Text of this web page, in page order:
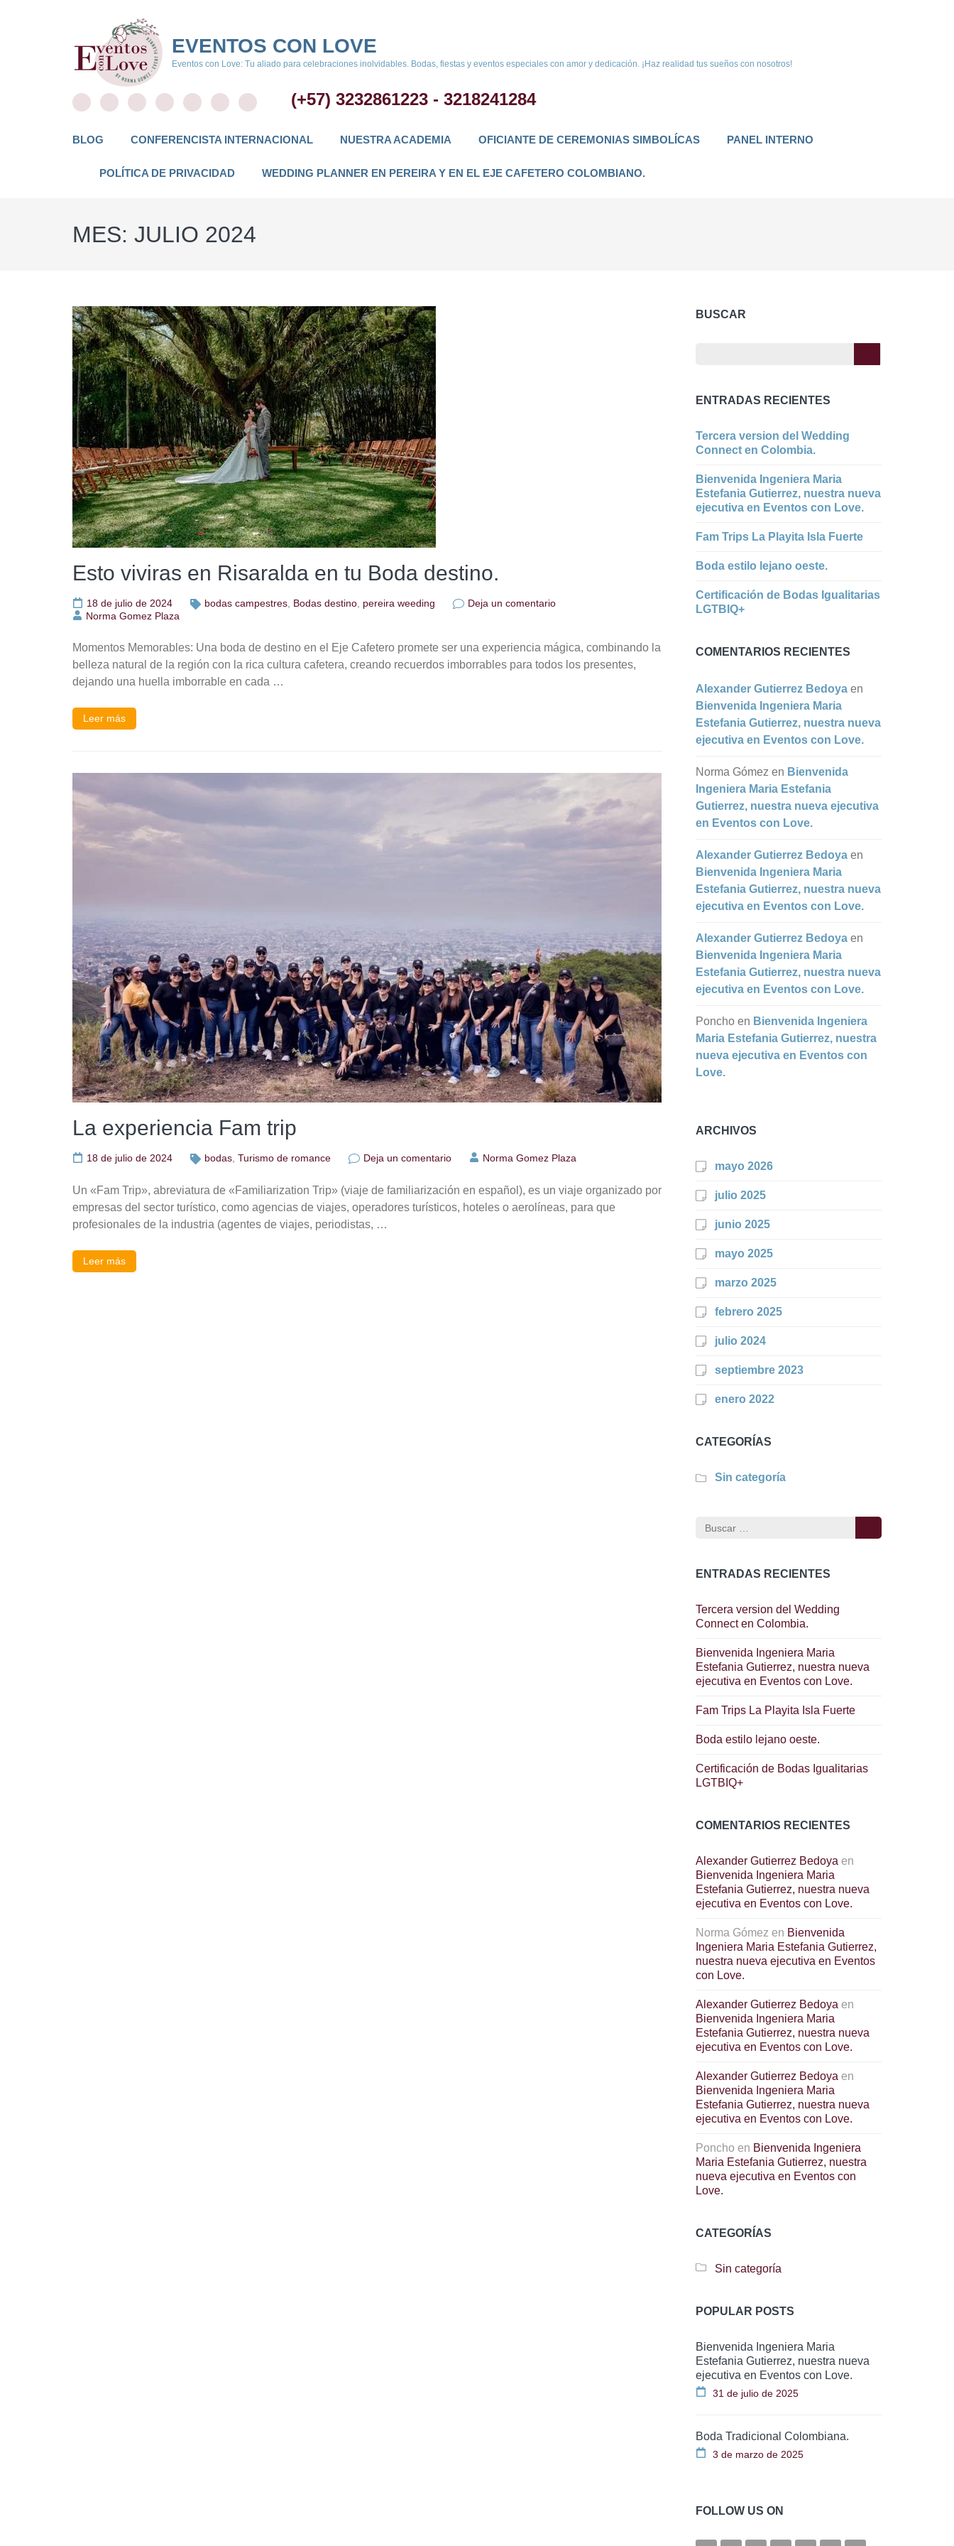
EVENTOS CON LOVE
Eventos con Love: Tu aliado para celebraciones inolvidables. Bodas, fiestas y eventos especiales con amor y dedicación. ¡Haz realidad tus sueños con nosotros!
(+57) 3232861223 - 3218241284
BLOG CONFERENCISTA INTERNACIONAL NUESTRA ACADEMIA OFICIANTE DE CEREMONIAS SIMBOLÍCAS PANEL INTERNO
POLÍTICA DE PRIVACIDAD WEDDING PLANNER EN PEREIRA Y EN EL EJE CAFETERO COLOMBIANO.
MES: JULIO 2024
Esto viviras en Risaralda en tu Boda destino.
18 de julio de 2024 bodas campestres Bodas destino pereira weeding Deja un comentarioen
Risaralda
en
Norma Gomez Plaza
Momentos Memorables: Una boda de destino en el Eje Cafetero promete ser una experiencia mágica, combinando la
belleza natural de la región con la rica cultura cafetera, creando recuerdos imborrables para todos los presentes,
dejando una huella imborrable en cada …
Leer más
La experiencia Fam trip
18 de julio de 2024 bodas Turismo de romance Deja un comentarioen
Fam
trip
Norma Gomez Plaza
Un «Fam Trip», abreviatura de «Familiarization Trip» (viaje de familiarización en español), es un viaje organizado por
empresas del sector turístico, como agencias de viajes, operadores turísticos, hoteles o aerolíneas, para que
profesionales de la industria (agentes de viajes, periodistas, …
Leer más
BUSCAR
ENTRADAS RECIENTES
Tercera version del Wedding
Connect en Colombia.
Bienvenida Ingeniera Maria
Estefania Gutierrez, nuestra nueva
ejecutiva en Eventos con Love.
Fam Trips La Playita Isla Fuerte
Boda estilo lejano oeste.
Certificación de Bodas Igualitarias
LGTBIQ+
COMENTARIOS RECIENTES
Alexander Gutierrez Bedoyaen
Bienvenida Ingeniera Maria
Estefania Gutierrez, nuestra nueva
ejecutiva en Eventos con Love.
Norma Gómez en Bienvenida
Ingeniera Maria Estefania
Gutierrez, nuestra nueva ejecutiva
en Eventos con Love.
Alexander Gutierrez Bedoyaen
Bienvenida Ingeniera Maria
Estefania Gutierrez, nuestra nueva
ejecutiva en Eventos con Love.
Alexander Gutierrez Bedoyaen
Bienvenida Ingeniera Maria
Estefania Gutierrez, nuestra nueva
ejecutiva en Eventos con Love.
Ponchoen Bienvenida Ingeniera
Maria Estefania Gutierrez, nuestra
nueva ejecutiva en Eventos con
Love.
ARCHIVOS
mayo 2026
julio 2025
junio 2025
mayo 2025
marzo 2025
febrero 2025
julio 2024
septiembre 2023
enero 2022
CATEGORÍAS
Sin categoría
Buscar:
ENTRADAS RECIENTES
Tercera version del Wedding
Connect en Colombia.
Bienvenida Ingeniera Maria
Estefania Gutierrez, nuestra nueva
ejecutiva en Eventos con Love.
Fam Trips La Playita Isla Fuerte
Boda estilo lejano oeste.
Certificación de Bodas Igualitarias
LGTBIQ+
COMENTARIOS RECIENTES
Alexander Gutierrez Bedoya en
Bienvenida Ingeniera Maria
Estefania Gutierrez, nuestra nueva
ejecutiva en Eventos con Love.
Norma Gómez en Bienvenida
Ingeniera Maria Estefania Gutierrez,
nuestra nueva ejecutiva en Eventos
con Love.
Alexander Gutierrez Bedoya en
Bienvenida Ingeniera Maria
Estefania Gutierrez, nuestra nueva
ejecutiva en Eventos con Love.
Alexander Gutierrez Bedoya en
Bienvenida Ingeniera Maria
Estefania Gutierrez, nuestra nueva
ejecutiva en Eventos con Love.
Poncho en Bienvenida Ingeniera
Maria Estefania Gutierrez, nuestra
nueva ejecutiva en Eventos con
Love.
CATEGORÍAS
Sin categoría
POPULAR POSTS
Bienvenida Ingeniera Maria
Estefania Gutierrez, nuestra nueva
ejecutiva en Eventos con Love.
31 de julio de 2025
Boda Tradicional Colombiana.
3 de marzo de 2025
FOLLOW US ON